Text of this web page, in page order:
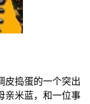
皮捣蛋的一个突出
亲米蓝，和一位事